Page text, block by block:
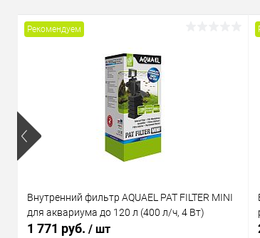
Рекомендуем
Внутренний фильтр AQUAEL PAT FILTER MINI
для аквариума до 120 л (400 л/ч, 4 Вт)
1 771 руб. / шт